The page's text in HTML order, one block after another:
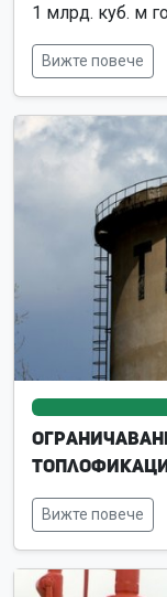
1 млрд. куб. м
Вижте повече
Вижте повече